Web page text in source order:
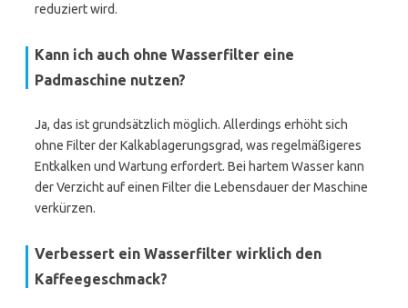
reduziert wird.
Kann ich auch ohne Wasserfilter eine
Padmaschine nutzen?
Ja, das ist grundsätzlich möglich. Allerdings erhöht sich
ohne Filter der Kalkablagerungsgrad, was regelmäßigeres
Entkalken und Wartung erfordert. Bei hartem Wasser kann
der Verzicht auf einen Filter die Lebensdauer der Maschine
verkürzen.
Verbessert ein Wasserfilter wirklich den
Kaffeegeschmack?